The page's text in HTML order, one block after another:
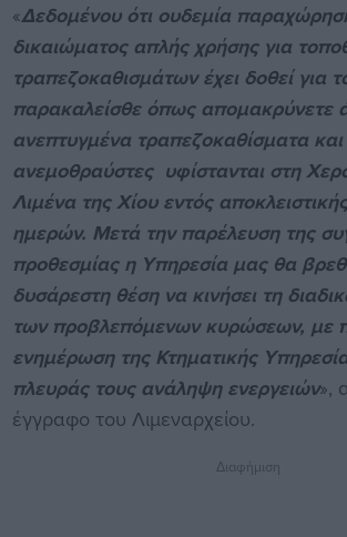
«Δεδομένου ότι ουδεμία
δικαιώματος απλής χρήσης για
τραπεζοκαθισμάτων έχει δοθεί για
παρακαλείσθε όπως απομακρύνετε
ανεπτυγμένα τραπεζοκαθίσματα και
ανεμοθραύστες υφίστανται στη
Λιμένα της Χίου εντός
ημερών. Μετά την παρέλευση της
προθεσμίας η Υπηρεσία μας θα
δυσάρεστη θέση να κινήσει τη
των προβλεπόμενων κυρώσεων, με
ενημέρωση της Κτηματικής
πλευράς τους ανάληψη ενεργειών»,
έγγραφο του Λιμεναρχείου.
Διαφήμιση